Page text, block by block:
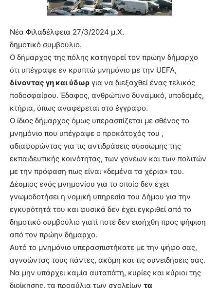
Νέα Φιλαδέλφεια 27/3/2024 μ.Χ.
δημοτικό συμβούλιο.
Ο δήμαρχος της πόλης κατηγορεί τον πρώην δήμαρχο
ότι υπέγραψε εν κρυπτώ μνημόνιο με την UEFA,
δίνοντας γη και ύδωρ για να διεξαχθεί ένας τελικός
ποδοσφαίρου. Έδαφος, ανθρώπινο δυναμικό, υποδομές,
κτήρια, όπως αναφέρεται στο έγγραφο.
Ο ίδιος δήμαρχος όμως υπερασπίζεται με σθένος το
μνημόνιο που υπέγραψε ο προκάτοχός του ,
αδιαφορώντας για τις αντιδράσεις σύσσωμης της
εκπαιδευτικής κοινότητας, των γονέων και των πολιτών
με την πρόφαση πως είναι «δεμένα τα χέρια» του.
Δέσμιος ενός μνημονίου για το οποίο δεν έχει
γνωμοδοτήσει η νομική υπηρεσία του Δήμου για την
εγκυρότητά του και φυσικά δεν έχει εγκριθεί από το
δημοτικό συμβούλιο γιατί ποτέ δεν εισήχθη προς ψήφιση
από τον πρώην δήμαρχο.
Αυτό το μνημόνιο υπερασπιστήκατε με την ψήφο σας,
αγνοώντας τους πάντες, ακόμη και τις συνειδήσεις σας.
Να μην υπάρχει καμία αυταπάτη, κυρίες και κύριοι της
διοίκησης, τα προαύλια των σχολείων τα